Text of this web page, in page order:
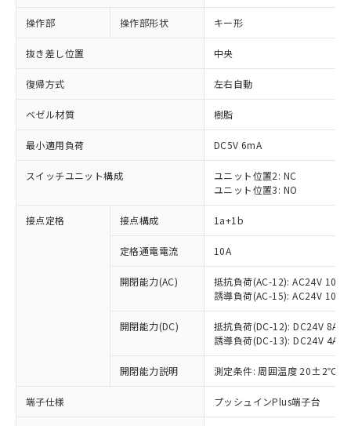
操作部 操作部形状 キー形
抜き差し位置 中央
復帰方式 左右自動
ベゼル材質 樹脂
最小適用負荷 DC5V 6mA
スイッチユニット構成
ユニット位置2: NC
ユニット位置3: NO
接点定格 接点構成 1a+1b
定格通電電流 10A
開閉能力(AC)
抵抗負荷(AC-12): AC24V 10A/
誘導負荷(AC-15): AC24V
開閉能力(DC)
抵抗負荷(DC-12): DC24V 8A/
誘導負荷(DC-13): DC24V 4A/
開閉能力説明 測定条件: 周囲温度 20±2℃、
端子仕様 プッシュインPlus端子台
対応済み：EU RoHS指令（10物質）の
非含有に対応した製品が提供可能な商品で